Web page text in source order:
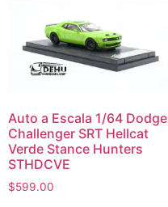
Auto a Escala 1/64 Dodge
Challenger SRT Hellcat
Verde Stance Hunters
STHDCVE
$599.00